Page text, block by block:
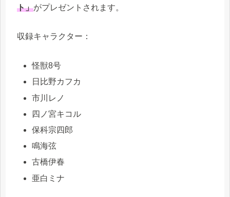
ト」がプレゼントされます。
収録キャラクター：
怪獣8号
日比野カフカ
市川レノ
四ノ宮キコル
保科宗四郎
鳴海弦
古橋伊春
亜白ミナ